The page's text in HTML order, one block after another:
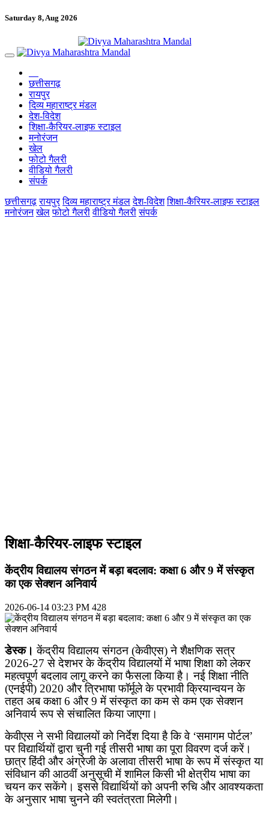
Saturday 8, Aug 2026
छत्तीसगढ़
रायपुर
दिव्य महाराष्ट्र मंडल
देश-विदेश
शिक्षा-कैरियर-लाइफ स्टाइल
मनोरंजन
खेल
फोटो गैलरी
वीडियो गैलरी
संपर्क
छत्तीसगढ़ रायपुर दिव्य महाराष्ट्र मंडल देश-विदेश शिक्षा-कैरियर-लाइफ स्टाइल
मनोरंजन खेल फोटो गैलरी वीडियो गैलरी संपर्क
शिक्षा-कैरियर-लाइफ स्टाइल
केंद्रीय विद्यालय संगठन में बड़ा बदलाव: कक्षा 6 और 9 में संस्कृत
का एक सेक्शन अनिवार्य
2026-06-14 03:23 PM 428
डेस्क।केंद्रीय विद्यालय संगठन (केवीएस) ने शैक्षणिक सत्र
2026-27से देशभर के केंद्रीय विद्यालयों में भाषा शिक्षा को लेकर
महत्वपूर्ण बदलाव लागू करने का फैसला किया है। नई शिक्षा नीति
(एनईपी) 2020 और त्रिभाषा फॉर्मूले के प्रभावी क्रियान्वयन के
तहत अब कक्षा6 और9में संस्कृत का कम से कम एक सेक्शन
अनिवार्य रूप से संचालित किया जाएगा।
केवीएस ने सभी विद्यालयों को निर्देश दिया है कि वे ‘समागम पोर्टल’
पर विद्यार्थियों द्वारा चुनी गई तीसरी भाषा का पूरा विवरण दर्ज करें।
छात्र हिंदी और अंग्रेजी के अलावा तीसरी भाषा के रूप में संस्कृत या
संविधान की आठवीं अनुसूची में शामिल किसी भी क्षेत्रीय भाषा का
चयन कर सकेंगे। इससे विद्यार्थियों को अपनी रुचि और आवश्यकता
के अनुसार भाषा चुनने की स्वतंत्रता मिलेगी।